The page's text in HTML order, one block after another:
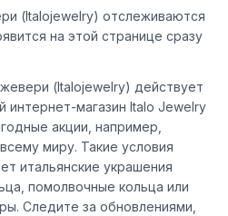
(Italojewelry) отслеживаются
на этой странице сразу
(Italojewelry) действует
магазин Italo Jewelry
акции, например,
миру. Такие условия
итальянские украшения
помолвочные кольца или
Следите за обновлениями,